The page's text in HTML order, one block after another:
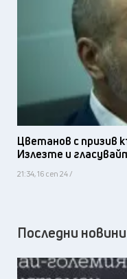
Цветанов с призив
Излезте и
21:34, 16 сеп 24 /
Последни новини